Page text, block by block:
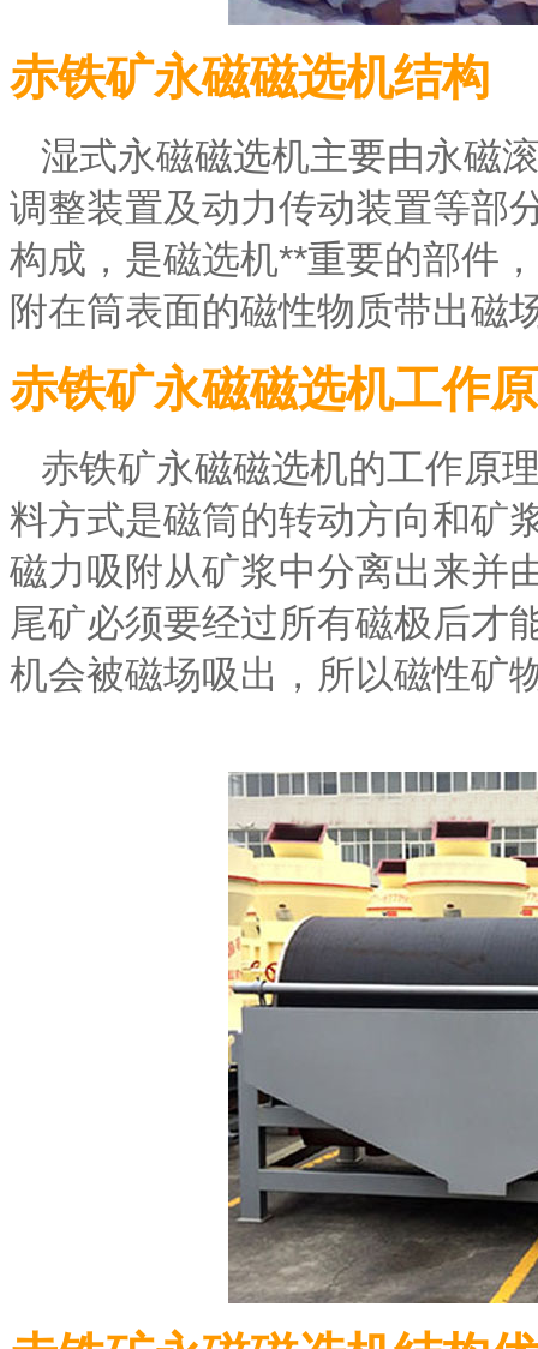
赤铁矿永磁磁选机结构
湿式永磁磁选机主要由永磁滚筒
调整装置及动力传动装置等部
构成，是磁选机**重要的部件
附在筒表面的磁性物质带出磁场
赤铁矿永磁磁选机工作
赤铁矿永磁磁选机的工作原理
料方式是磁筒的转动方向和矿
磁力吸附从矿浆中分离出来并由
尾矿必须要经过所有磁极后才能
机会被磁场吸出，所以磁性矿